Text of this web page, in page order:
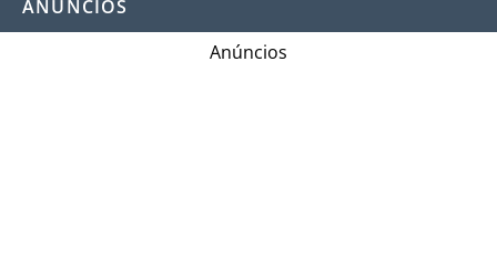
ANÚNCIOS
Anúncios